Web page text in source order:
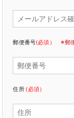
郵便番号(必須） ※郵
住所(必須）